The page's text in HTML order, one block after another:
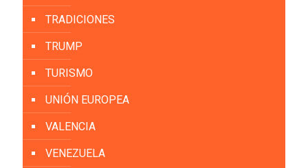
TRADICIONES
TRUMP
TURISMO
UNIÓN EUROPEA
VALENCIA
VENEZUELA